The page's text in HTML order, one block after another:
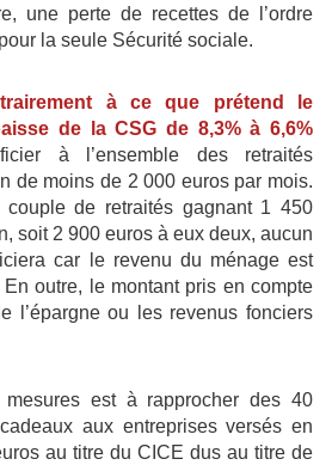
une perte de recettes de l’ordre
la seule Sécurité sociale.
à ce que prétend le
de la CSG de 8,3% à 6,6%
à l’ensemble des retraités
de moins de 2 000 euros par mois.
de retraités gagnant 1 450
soit 2 900 euros à eux deux, aucun
car le revenu du ménage est
outre, le montant pris en compte
l’épargne ou les revenus fonciers
est à rapprocher des 40
aux entreprises versés en
au titre du CICE dus au titre de